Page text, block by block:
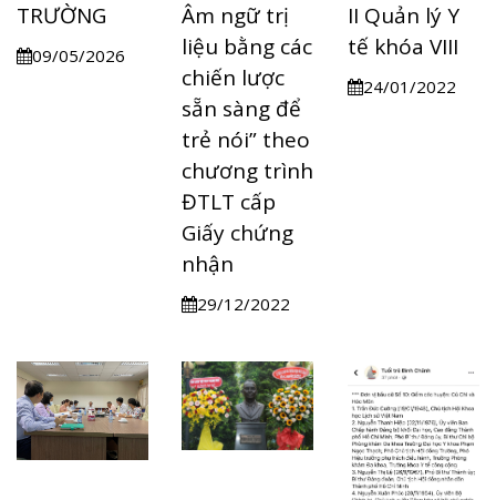
TRƯỜNG
09/05/2026
Âm ngữ trị
liệu bằng các
chiến lược
sẵn sàng để
trẻ nói” theo
chương trình
ĐTLT cấp
Giấy chứng
nhận
29/12/2022
II Quản lý Y
tế khóa VIII
24/01/2022